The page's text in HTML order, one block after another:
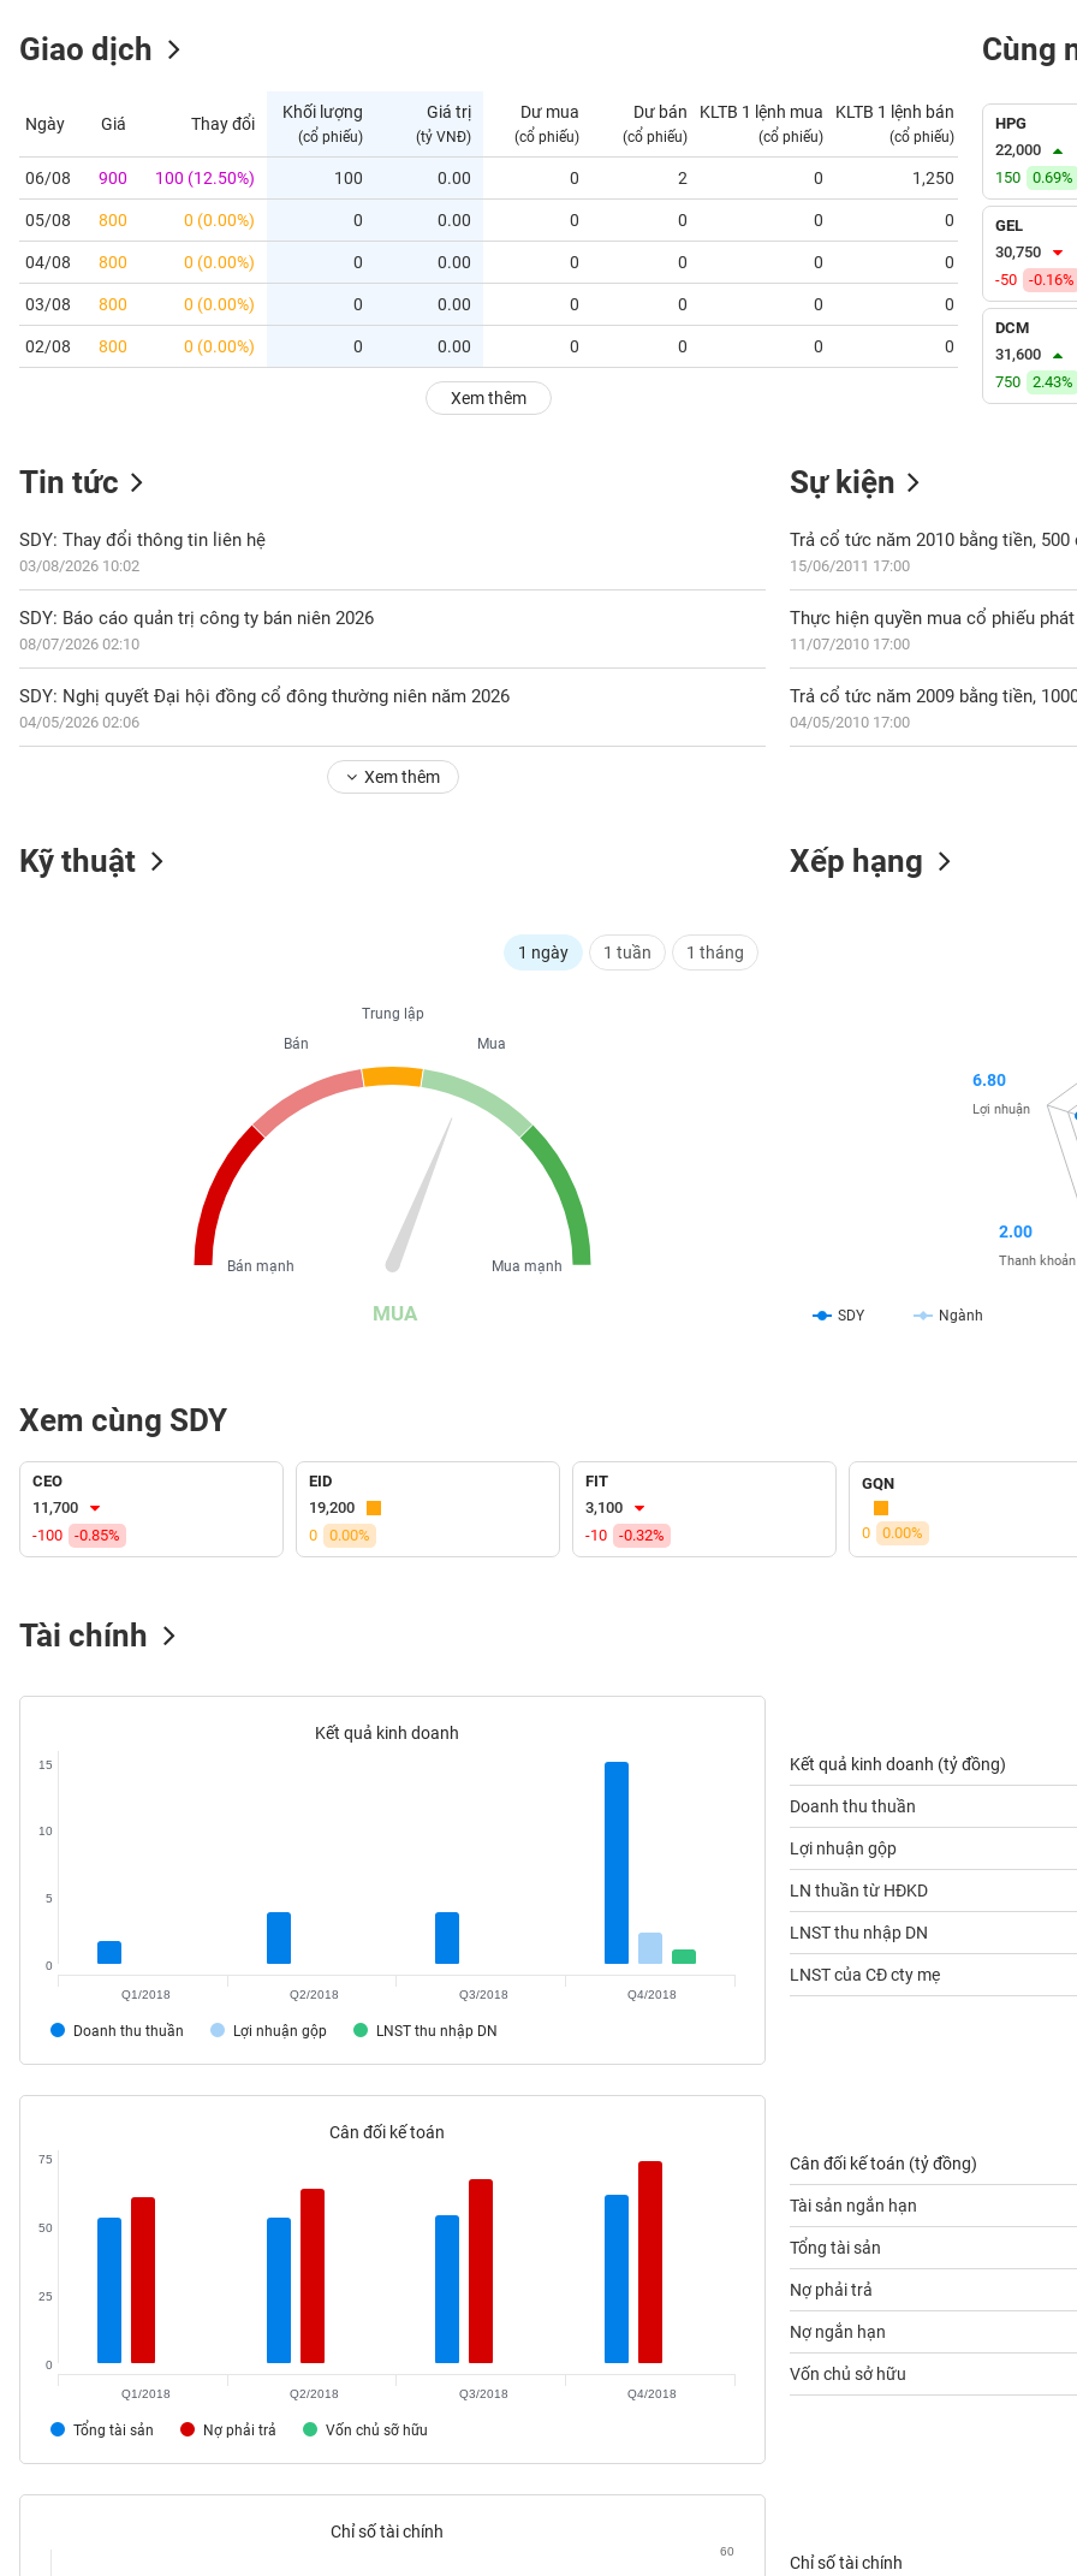
Giao dịch
Ngày Giá Thay đổi
Khối lượng
(cổ phiếu)
Giá trị
(tỷ VNĐ)
Dư mua
(cổ phiếu)
Dư bán
(cổ phiếu)
KLTB 1 lệnh mua
(cổ phiếu)
KLTB 1 lệnh bán
(cổ phiếu)
06/08 900 100 (12.50%) 100 0.00 0 2 0 1,250 0.00
05/08 800 0 (0.00%) 0 0.00 0 0 0 0
04/08 800 0 (0.00%) 0 0.00 0 0 0 0 0.00
03/08 800 0 (0.00%) 0 0.00 0 0 0 0 0.00
02/08 800 0 (0.00%) 0 0.00 0 0 0 0 0.00
Xem thêm
Cùng
HPG
22,000
150
0.69%
GEL
30,750
-50
-0.16%
DCM
31,600
750
2.43%
Tin tức
SDY: Thay đổi thông tin liên hệ
03/08/2026 10:02
SDY: Báo cáo quản trị công ty bán niên 2026
08/07/2026 02:10
SDY: Nghị quyết Đại hội đồng cổ đông thường niên năm 2026
04/05/2026 02:06
Xem thêm
Sự kiện
Trả cổ tức năm 2010 bằng tiền, 500
15/06/2011 17:00
Thực hiện quyền mua cổ phiếu
11/07/2010 17:00
Trả cổ tức năm 2009 bằng tiền,
04/05/2010 17:00
Kỹ thuật
1 ngày 1 tuần 1 tháng
MUA
Trung lập
Mua
Mua mạnh
Bán
Bán mạnh
Xếp hạng
SDY Ngành
2.00
Thanh khoản
6.80
Lợi nhuận
Xem cùng SDY
CEO
11,700
-100
-0.85%
EID
19,200
0
0.00%
FIT
3,100
-10
-0.32%
GQN
0 0.00%
Tài chính
Kết quả kinh doanh
Doanh thu thuần Lợi nhuận gộp LNST thu nhập DN
0
5
10
15
Q1/2018 Q2/2018 Q3/2018 Q4/2018
Kết quả kinh doanh (tỷ đồng)
Doanh thu thuần
Lợi nhuận gộp
LN thuần từ HĐKD
LNST thu nhập DN
LNST của CĐ cty mẹ
Cân đối kế toán
Tổng tài sản Nợ phải trả Vốn chủ sỡ hữu
0
25
50
75
Q1/2018 Q2/2018 Q3/2018 Q4/2018
Cân đối kế toán (tỷ đồng)
Tài sản ngắn hạn
Tổng tài sản
Nợ phải trả
Nợ ngắn hạn
Vốn chủ sở hữu
Chỉ số tài chính
60
Chỉ số tài chính
CÁ
NHÂN
PHÂN
TÍCH
VIETSTOCKFINANCE
DOANH
NGHIỆP
CỔ
PHIẾU
SINH
(-)
VS-
SECTOR
NGUYÊN
NGHIỆP
TIÊU
THIẾT
TIÊU
THIẾT